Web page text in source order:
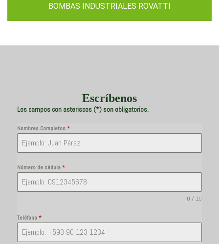
BOMBAS INDUSTRIALES ROVATTI
Escríbenos
Los campos con asteriscos (*) son obligatorios.
Nombres Completos*
Número de cédula*
0 / 10
Teléfono*